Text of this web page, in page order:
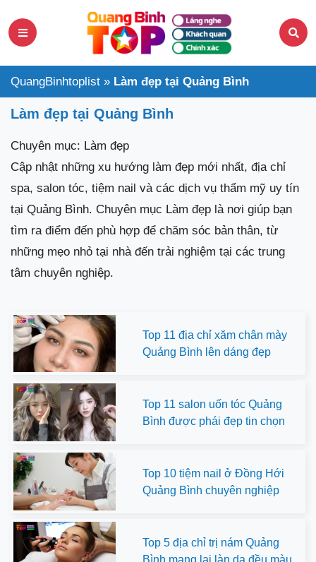
QuangBinhtoplist » Làm đẹp tại Quảng Bình
Làm đẹp tại Quảng Bình
Chuyên mục: Làm đẹp
Cập nhật những xu hướng làm đẹp mới nhất, địa chỉ
spa, salon tóc, tiệm nail và các dịch vụ thẩm mỹ uy tín
tại Quảng Bình. Chuyên mục Làm đẹp là nơi giúp bạn
tìm ra điểm đến phù hợp để chăm sóc bản thân, từ
những mẹo nhỏ tại nhà đến trải nghiệm tại các trung
tâm chuyên nghiệp.
Top 11 địa chỉ xăm chân mày
Quảng Bình lên dáng đẹp
Top 11 salon uốn tóc Quảng
Bình được phái đẹp tin chọn
Top 10 tiệm nail ở Đồng Hới
Quảng Bình chuyên nghiệp
Top 5 địa chỉ trị nám Quảng
Bình mang lại làn da đều màu